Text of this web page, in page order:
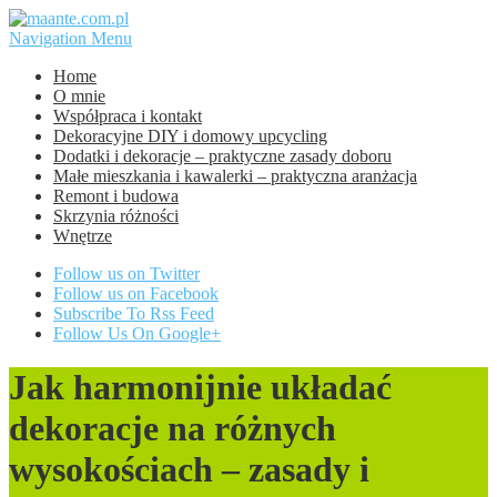
Navigation Menu
Home
O mnie
Współpraca i kontakt
Dekoracyjne DIY i domowy upcycling
Dodatki i dekoracje – praktyczne zasady doboru
Małe mieszkania i kawalerki – praktyczna aranżacja
Remont i budowa
Skrzynia różności
Wnętrze
Follow us on Twitter
Follow us on Facebook
Subscribe To Rss Feed
Follow Us On Google+
Jak harmonijnie układać
dekoracje na różnych
wysokościach – zasady i